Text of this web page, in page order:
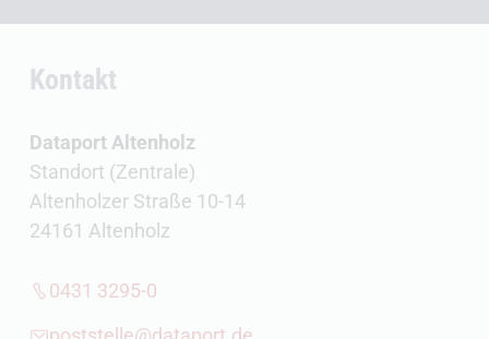
Kontakt
Dataport Altenholz
Standort (Zentrale)
Altenholzer Straße 10-14
24161 Altenholz
0431 3295-0